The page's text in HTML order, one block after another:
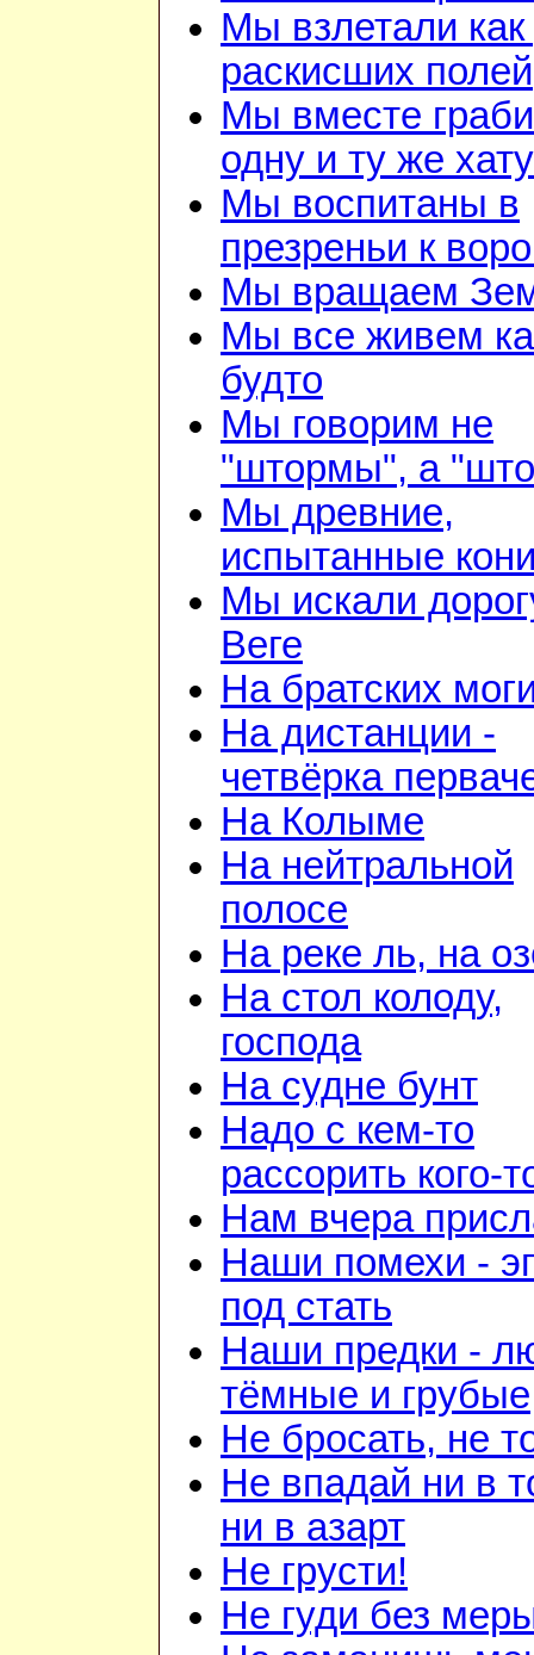
Мы взлетали как
раскисших полей
Мы вместе
одну и ту же хату
Мы воспитаны в
презреньи к
Мы вращаем
Мы все живем
будто
Мы говорим не
"штормы", а
Мы древние,
испытанные
Мы искали
Веге
На братских
На дистанции -
четвёрка
На Колыме
На нейтральной
полосе
На реке ль, на
На стол колоду,
господа
На судне бунт
Надо с кем-то
рассорить кого-
Нам вчера
Наши помехи -
под стать
Наши предки -
тёмные и грубые
Не бросать, не
Не впадай ни в
ни в азарт
Не грусти!
Не гуди без